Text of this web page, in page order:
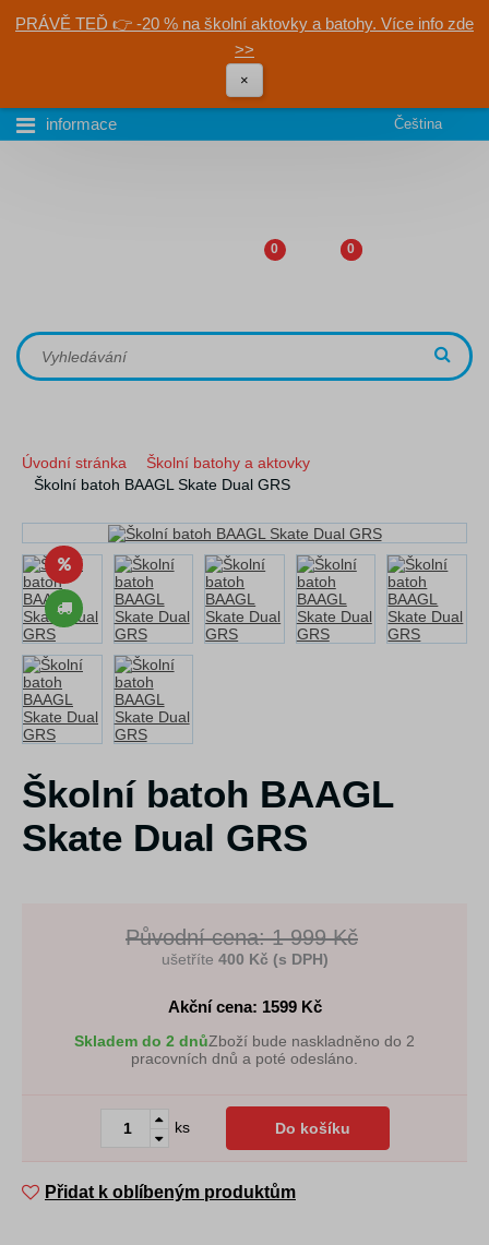
PRÁVĚ TEĎ 👉 -20 % na školní aktovky a batohy. Více info zde
>>
×
informace Čeština
0 0
Úvodní stránka
Školní batohy a aktovky
Školní batoh BAAGL Skate Dual GRS
Školní batoh BAAGL
Skate Dual GRS
Původní cena: 1 999 Kč
ušetříte 400 Kč (s DPH)
Akční cena: 1599Kč
Skladem do 2 dnůZboží bude naskladněno do 2
pracovních dnů a poté odesláno.
ks Do košíku
Přidat k oblíbeným produktům